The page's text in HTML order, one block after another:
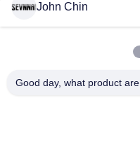
использованная
John Chin
Good day, what product